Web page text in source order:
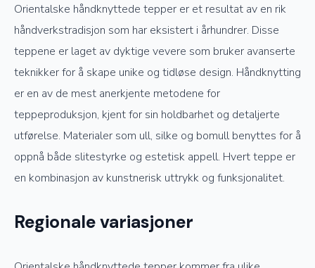
Orientalske håndknyttede tepper er et resultat av en rik
håndverkstradisjon som har eksistert i århundrer. Disse
teppene er laget av dyktige vevere som bruker avanserte
teknikker for å skape unike og tidløse design. Håndknytting
er en av de mest anerkjente metodene for
teppeproduksjon, kjent for sin holdbarhet og detaljerte
utførelse. Materialer som ull, silke og bomull benyttes for å
oppnå både slitestyrke og estetisk appell. Hvert teppe er
en kombinasjon av kunstnerisk uttrykk og funksjonalitet.
Regionale variasjoner